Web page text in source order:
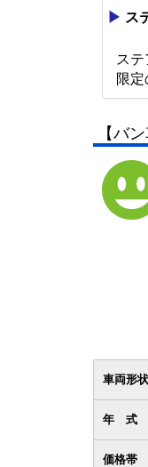
▶ ス
ス
限
【バ
車両形状
価格帯
年 式